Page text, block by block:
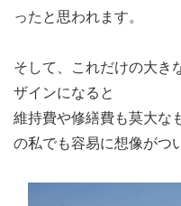
ったと思われます。
そして、これだけの大き
ザインになると
維持費や修繕費も莫大な
の私でも容易に想像がつ